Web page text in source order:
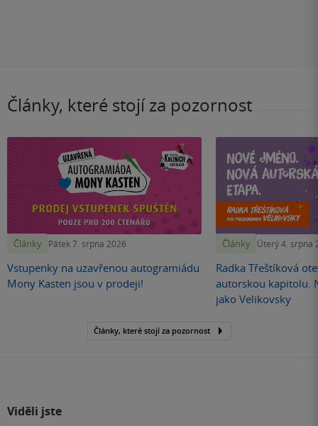
Články, které stojí za pozornost
Články Pátek 7. srpna 2026
Vstupenky na uzavřenou autogramiádu
Mony Kasten jsou v prodeji!
Články Úterý 4. srpna
Radka Třeštíková
autorskou kapitolu.
jako Velikovsky
Články, které stojí za pozornost
Viděli jste